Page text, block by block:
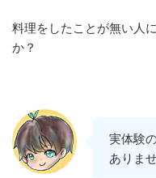
料理をしたことが無い人
か？
実体験
ありませ